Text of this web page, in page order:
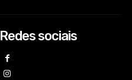
Redes sociais